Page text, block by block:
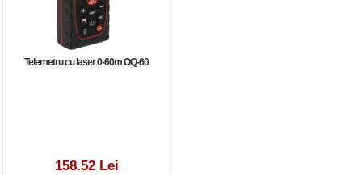
Telemetru cu laser 0-60m OQ-60
158.52 Lei